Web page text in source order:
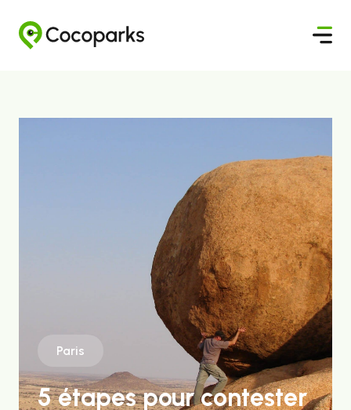
Paris
5 étapes pour contester